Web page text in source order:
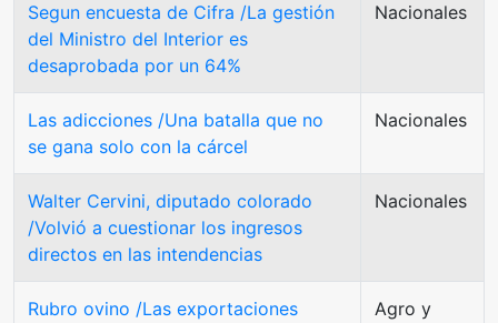
Segun encuesta de Cifra /La gestión
del Ministro del Interior es
desaprobada por un 64%
Nacionales
Las adicciones /Una batalla que no
se gana solo con la cárcel
Nacionales
Walter Cervini, diputado colorado
/Volvió a cuestionar los ingresos
directos en las intendencias
Nacionales
Rubro ovino /Las exportaciones
Agro y